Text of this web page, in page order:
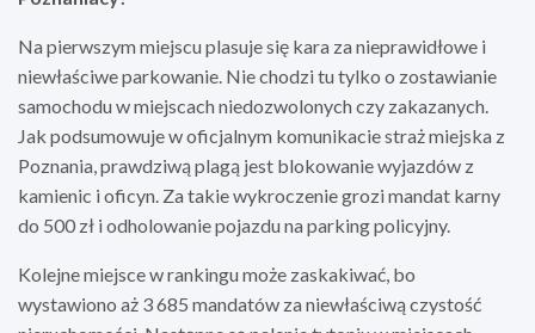
Na pierwszym miejscu plasuje się kara za nieprawidłowe i
niewłaściwe parkowanie. Nie chodzi tu tylko o zostawianie
samochodu w miejscach niedozwolonych czy zakazanych.
Jak podsumowuje w oficjalnym komunikacie straż miejska z
Poznania, prawdziwą plagą jest blokowanie wyjazdów z
kamienic i oficyn. Za takie wykroczenie grozi mandat karny
do 500 zł i odholowanie pojazdu na parking policyjny.
Kolejne miejsce w rankingu może zaskakiwać, bo
wystawiono aż 3 685 mandatów za niewłaściwą czystość